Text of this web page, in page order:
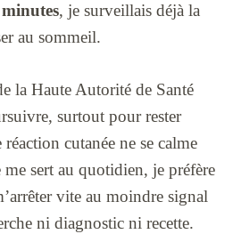
, je surveillais déjà la
au sommeil.
la Haute Autorité de Santé
surtout pour rester
cutanée ne se calme
me sert au quotidien, je préfère
vite au moindre signal
ni diagnostic ni recette.